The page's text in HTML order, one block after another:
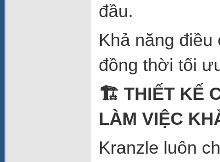
đầu.
Khả năng
đồng thời tối
🏗️ THIẾT KẾ
LÀM VIỆC
Kranzle luôn